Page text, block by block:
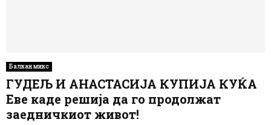
Балкан микс
ГУДЕЉ И АНАСТАСИЈА КУПИЈА КУЌА
Еве каде решија да го продолжат
заедничкиот живот!